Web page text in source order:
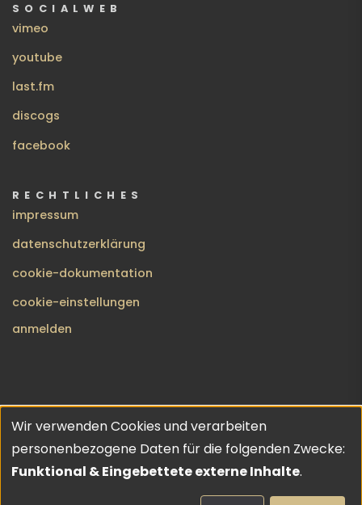
SOCIALWEB
vimeo
youtube
last.fm
discogs
facebook
RECHTLICHES
impressum
datenschutzerklärung
cookie-dokumentation
cookie-einstellungen
BENUTZERMENÜ
anmelden
no gods · no masters | copyleft 2026 | theme inspired by
URO💔
Verwendung
von
Wir verwenden Cookies und verarbeiten
personenbezogene Daten für die folgenden Zwecke:
Funktional & Eingebettete externe Inhalte.